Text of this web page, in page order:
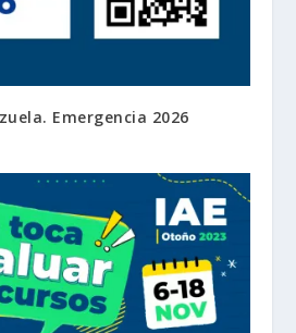
Emergencia 2026